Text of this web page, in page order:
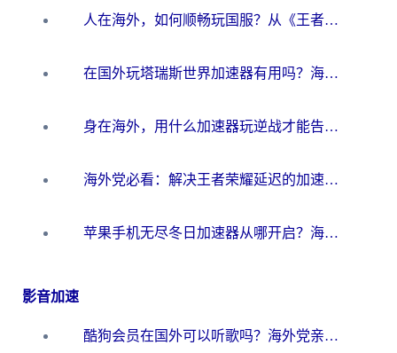
人在海外，如何顺畅玩国服？从《王者荣耀》到《云图计划》的加速器终极指南
在国外玩塔瑞斯世界加速器有用吗？海外玩家亲测后的真实答案
身在海外，用什么加速器玩逆战才能告别延迟？
海外党必看：解决王者荣耀延迟的加速器终极指南——从EVE到猫和老鼠，一个工具全搞定
苹果手机无尽冬日加速器从哪开启？海外玩家的冬日生存指南
影音加速
酷狗会员在国外可以听歌吗？海外党亲测有效：3步解决音乐权限难题